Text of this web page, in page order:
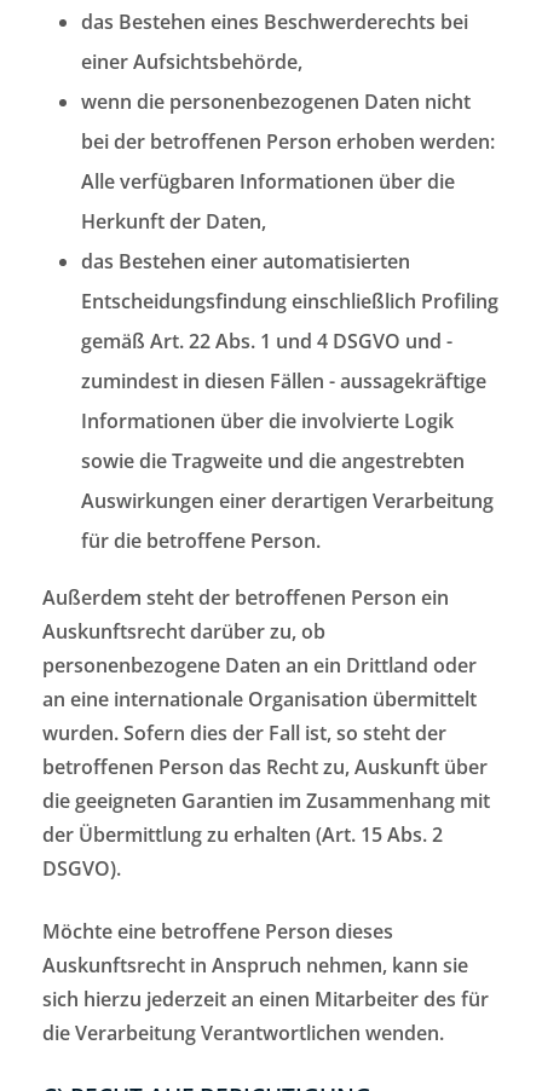
das Bestehen eines Beschwerderechts bei
einer Aufsichtsbehörde,
wenn die personenbezogenen Daten nicht
bei der betroffenen Person erhoben werden:
Alle verfügbaren Informationen über die
Herkunft der Daten,
das Bestehen einer automatisierten
Entscheidungsfindung einschließlich Profiling
gemäß Art. 22 Abs. 1 und 4 DSGVO und -
zumindest in diesen Fällen - aussagekräftige
Informationen über die involvierte Logik
sowie die Tragweite und die angestrebten
Auswirkungen einer derartigen Verarbeitung
für die betroffene Person.
Außerdem steht der betroffenen Person ein
Auskunftsrecht darüber zu, ob
personenbezogene Daten an ein Drittland oder
an eine internationale Organisation übermittelt
wurden. Sofern dies der Fall ist, so steht der
betroffenen Person das Recht zu, Auskunft über
die geeigneten Garantien im Zusammenhang mit
der Übermittlung zu erhalten (Art. 15 Abs. 2
DSGVO).
Möchte eine betroffene Person dieses
Auskunftsrecht in Anspruch nehmen, kann sie
sich hierzu jederzeit an einen Mitarbeiter des für
die Verarbeitung Verantwortlichen wenden.